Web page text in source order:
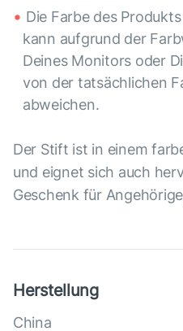
Die Farbe des
kann aufgrund der
Deines Monitors oder
von der tatsächlichen
abweichen.
Der Stift ist in einem
und eignet sich auch
Geschenk für
Herstellung
China